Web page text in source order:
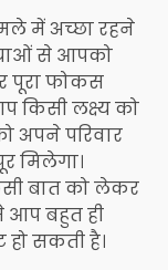
में अच्छा रहने
से आपको
पूरा फोकस
किसी लक्ष्य को
अपने परिवार
मिलेगा।
बात को लेकर
आप बहुत ही
सकती है।